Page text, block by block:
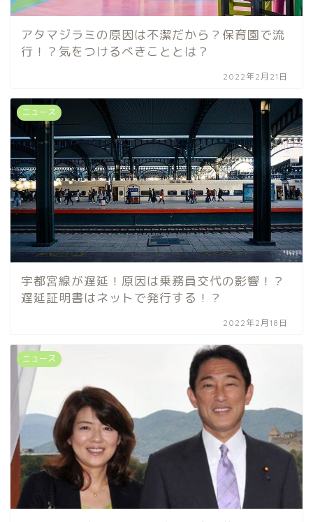
アタマジラミの原因は不潔だから？保育園で流
行！？気をつけるべきこととは？
2022年2月21日
ニュース
宇都宮線が遅延！原因は乗務員交代の影響！？
遅延証明書はネットで発行する！？
2022年2月18日
ニュース